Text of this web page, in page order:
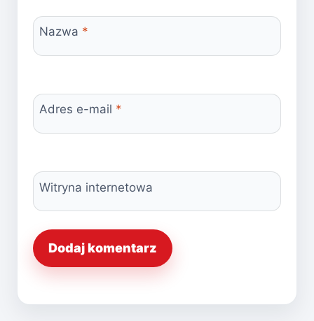
Nazwa *
Adres e-mail *
Witryna internetowa